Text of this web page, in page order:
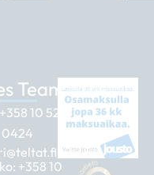
Team
+358 10 526
0424
+358 10